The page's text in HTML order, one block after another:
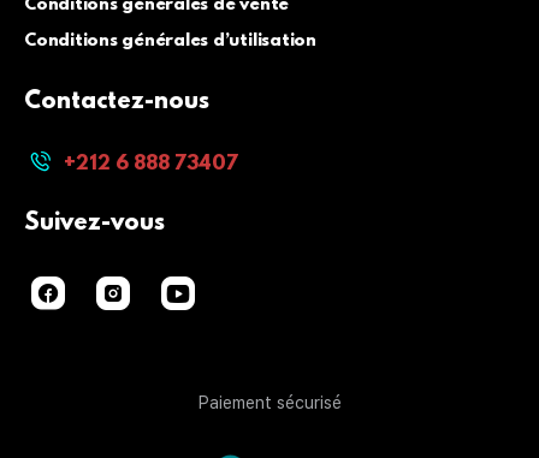
Conditions générales de vente
Conditions générales d’utilisation
Contactez-nous
+212 6 888 73407
Suivez-vous
Paiement sécurisé